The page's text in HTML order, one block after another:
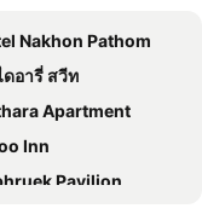
Nakhon Pathom
ดอารี่ สวีท
Apartment
Inn
Pavilion